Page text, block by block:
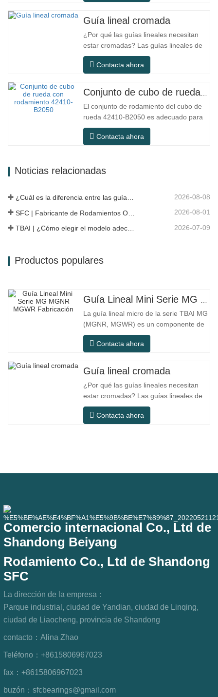
características de estructura compacta,
posicionamiento y pequeño espacio
de…
Guía lineal cromada
¿Por qué las guías lineales necesitan
estar cromadas? Las guías lineales de
acero ordinario pueden satisfacer las
necesidades operativas básicas en
convencionales, pero en escenarios de
uso práctico como equipos de
automatización, máquinas herramienta
de precisión, equipos…
Contacta ahora
El conjunto de rodamiento del cubo de
rueda 42410-B2050 es adecuado para
el mercado de mantenimiento y
reemplazo de automóviles, cumpliendo
larga distancia y condiciones de
Contacta ahora
Noticias relacionadas
¿Cuál es la diferencia entre las guías lineales HG, EG y MG? 2026-08-08
2026-08-01
2026-07-09
Productos populares
La guía lineal micro de la serie TBAI MG
(MGNR, MGWR) es un componente de
movimiento lineal de alto rendimiento
diseñado específicamente para equipos
características de estructura compacta,
posicionamiento y pequeño espacio de
Contacta ahora
Guía lineal cromada
¿Por qué las guías lineales necesitan
estar cromadas? Las guías lineales de
acero ordinario pueden satisfacer las
necesidades operativas básicas en
Contacta ahora
Comercio internacional Co., Ltd de
Shandong Beiyang
Rodamiento Co., Ltd de Shandong
SFC
La dirección de la empresa：
Parque industrial, ciudad de Yandian, ciudad de Linqing,
ciudad de Liaocheng, provincia de Shandong
contacto： Alina Zhao
Teléfono： +8615806967023
fax： +8615806967023
buzón： sfcbearings@gmail.com